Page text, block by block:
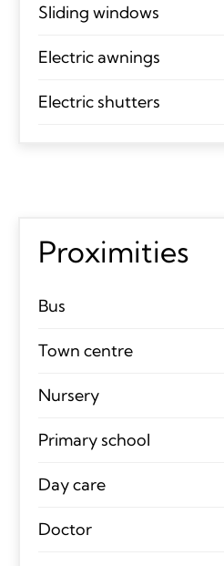
Sliding windows
Electric awnings
Electric shutters
Proximities
Bus
Town centre
Nursery
Primary school
Day care
Doctor